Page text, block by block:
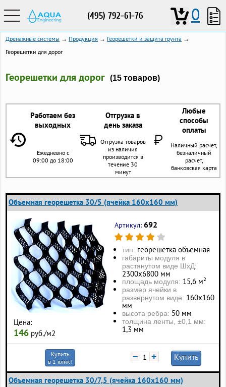
(495) 792-61-76 0
Дренажные системы → Продукция → Георешетки и защита грунта →
Георешетки для дорог
Георешетки для дорог (15 товаров)
Работаем без
выходных
Отгрузка в
день заказа
Любые
способы
оплаты
Ежедневно с
09:00 до 18:00
Отгрузка товаров
из наличия
производится в
течение 30
минут
Наличный расчет,
безналичный
расчет,
банковская карта
Объемная георешетка 30/5 (ячейка 160x160 мм)
Цена:
146 руб./м2
Артикул: 692
тип: георешетка объемная
габариты модуля в
растянутом виде ШхД:
2300х6800 мм
площадь модуля: 15,6 м²
размер ячейки в
развернутом виде: 160х160
мм
высота ребра: 50 мм
толщина ленты, ±0,1 мм:
1,3 мм
Купить
в 1 клик!
− + Купить
Объемная георешетка 30/7,5 (ячейка 160x160 мм)